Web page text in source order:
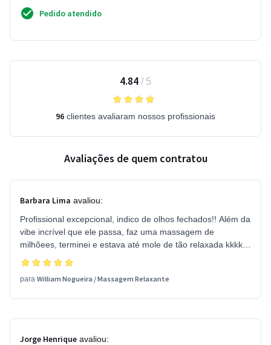
Pedido atendido
4.84 / 5
96 clientes avaliaram nossos profissionais
Avaliações de quem contratou
Barbara Lima avaliou:
Profissional excepcional, indico de olhos fechados!! Além da
vibe incrível que ele passa, faz uma massagem de
milhõees, terminei e estava até mole de tão relaxada kkkk
Meu marido já vai marcar a dele também pois amamos o
serviço prestado e a pessoa que ele é!! ❤️
para William Nogueira /Massagem Relaxante
Jorge Henrique avaliou: